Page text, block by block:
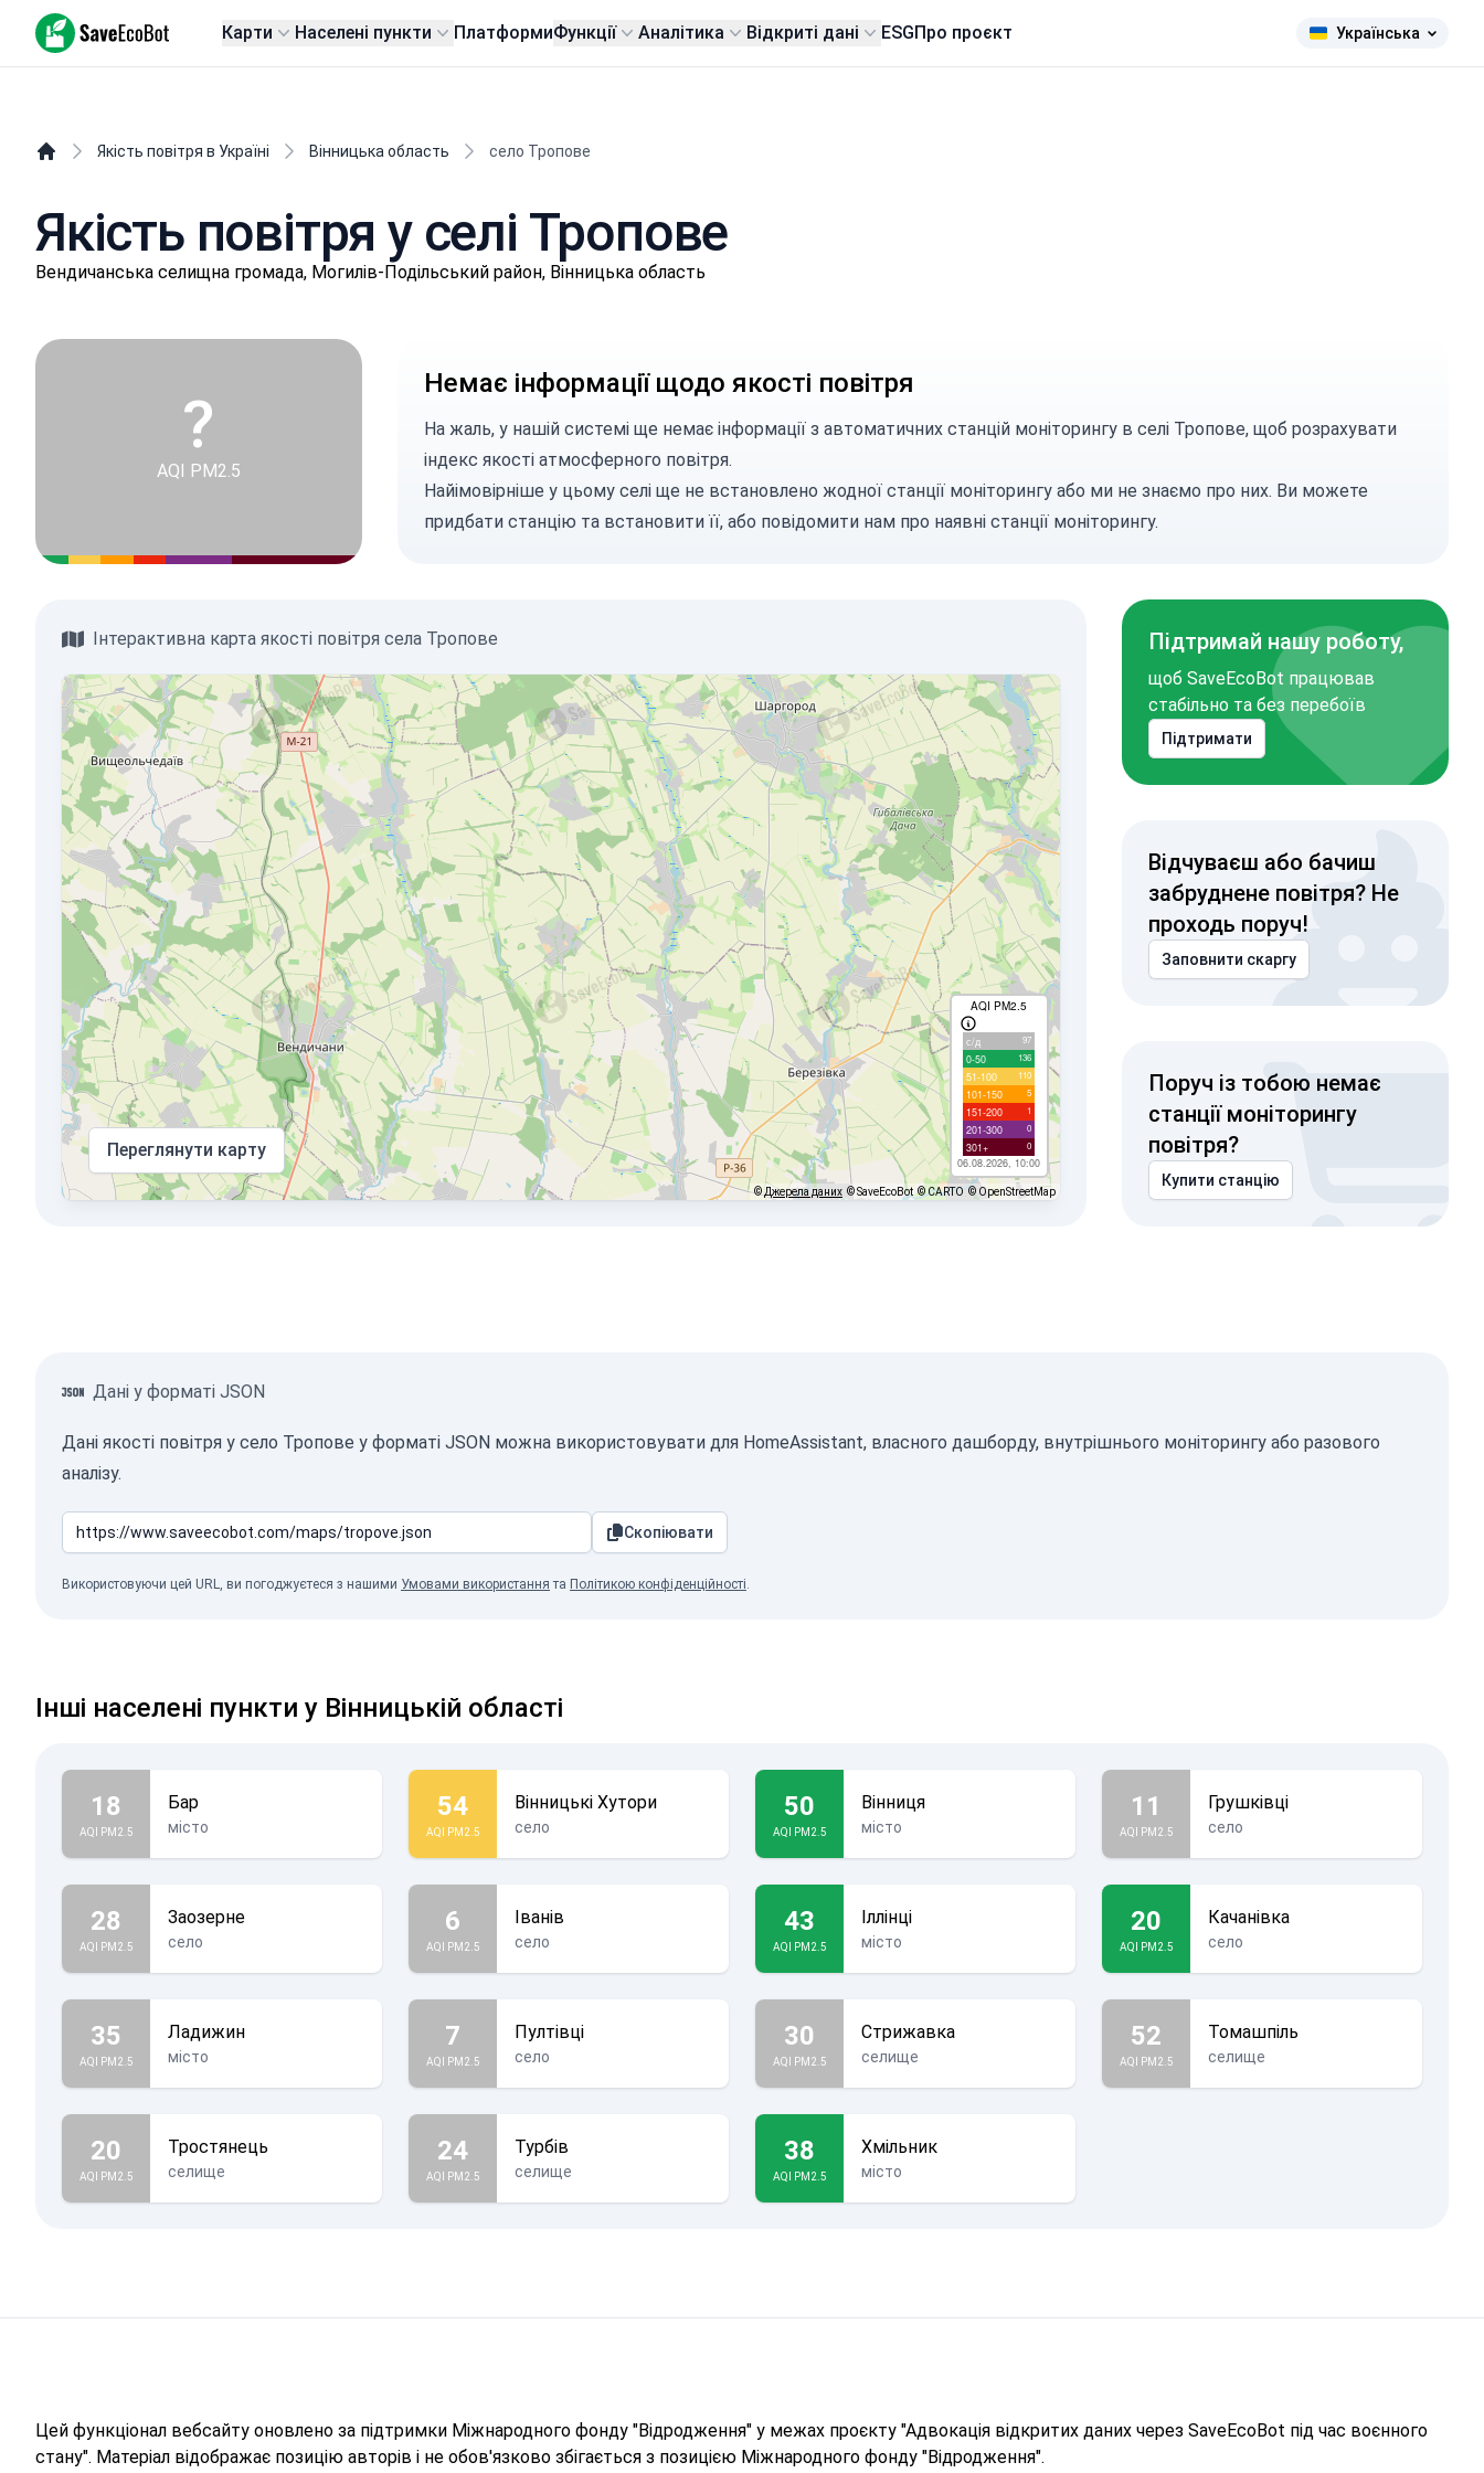
SaveEcoBot Карти Населені пункти ПлатформиФункції Аналітика Відкриті дані ESGПро проєкт Українська
Якість повітря в Україні Вінницька область село Тропове
Якість повітря у селі Тропове
Вeндичaнськa селищнa громада, Могилів-Подільський район, Вінницька область
?
AQI PM2.5
Немає інформації щодо якості повітря
На жаль, у нашій системі ще немає інформації з автоматичних станцій моніторингу в селі Тропове, щоб розрахувати
індекс якості атмосферного повітря.
Найімовірніше у цьому селі ще не встановлено жодної станції моніторингу або ми не знаємо про них. Ви можете
придбати станцію та встановити її, або повідомити нампро наявні станції моніторингу.
Інтерактивна карта якості повітря села Тропове
AQI PM2.5
с/д 97
0-50 136
51-100 110
101-150 5
151-200 1
201-300 0
301+ 0
06.08.2026, 10:00
Переглянути карту
©Джерела даних © SaveEcoBot © CARTO © OpenStreetMap
Підтримай нашу роботу,
щоб SaveEcoBot працював
стабільно та без перебоїв
Підтримати
Відчуваєш або бачиш
забруднене повітря? Не
проходь поруч!
Заповнити скаргу
Поруч із тобою немає
станції моніторингу
повітря?
Купити станцію
Дані у форматі JSON
Дані якості повітря у село Тропове у форматі JSON можна використовувати для HomeAssistant, власного дашборду, внутрішнього моніторингу або разового
аналізу.
Скопіювати
Використовуючи цей URL, ви погоджуєтеся з нашими Умовами використання та Політикою конфіденційності.
Інші населені пункти у Вінницькій області
18
AQI PM2.5
Бар
місто
54
AQI PM2.5
Вінницькі Хутори
село
50
AQI PM2.5
Вінниця
місто
11
AQI PM2.5
Грушківці
село
28
AQI PM2.5
Заозерне
село
6
AQI PM2.5
Іванів
село
43
AQI PM2.5
Іллінці
місто
20
AQI PM2.5
Качанівка
село
35
AQI PM2.5
Ладижин
місто
7
AQI PM2.5
Пултівці
село
30
AQI PM2.5
Стрижавка
селище
52
AQI PM2.5
Томашпіль
селище
20
AQI PM2.5
Тростянець
селище
24
AQI PM2.5
Турбів
селище
38
AQI PM2.5
Хмільник
місто
Цей функціонал вебсайту оновлено за підтримки Міжнародного фонду "Відродження" у межах проєкту "Адвокація відкритих даних через SaveEcoBot під час воєнного
стану". Матеріал відображає позицію авторів і не обов'язково збігається з позицією Міжнародного фонду "Відродження".